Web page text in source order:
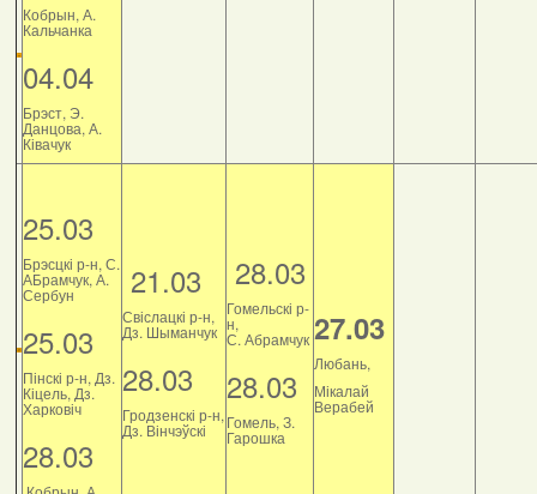
Кобрын, А.
Кальчанка
04.04
Брэст, Э.
Данцова, А.
Ківачук
25.03
Брэсцкі р-н, С.
АБрамчук, А.
Сербун
25.03
Пінскі р-н, Дз.
Кіцель, Дз.
Харковіч
28.03
21.03
Свіслацкі р-н,
Дз. Шыманчук
28.03
Гродзенскі р-н,
Дз. Вінчэўскі
28.03
Гомельскі р-
н,
С. Абрамчук
28.03
Гомель, З.
Гарошка
27.03
Любань,
Мікалай
Верабей